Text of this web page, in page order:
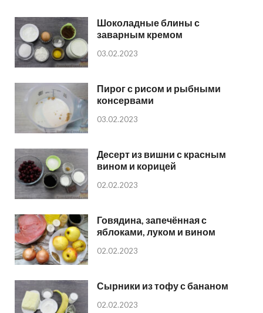
Шоколадные блины с
заварным кремом
03.02.2023
Пирог с рисом и рыбными
консервами
03.02.2023
Десерт из вишни с красным
вином и корицей
02.02.2023
Говядина, запечённая с
яблоками, луком и вином
02.02.2023
Сырники из тофу с бананом
02.02.2023